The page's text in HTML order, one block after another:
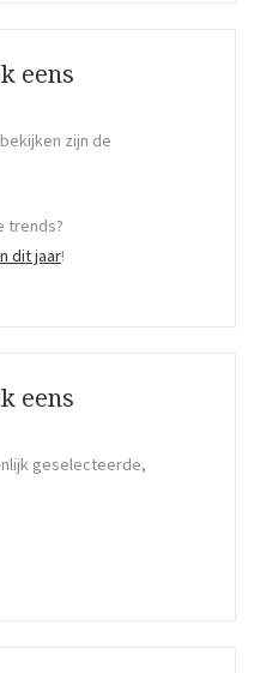
eens
zijn de
trends?
dit jaar!
eens
geselecteerde,